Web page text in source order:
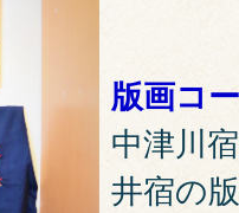
版画コ
中津川
井宿の